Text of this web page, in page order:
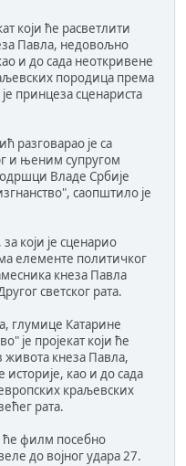
који ће расветлити
Павла, недовољно
и до сада неоткривене
породица према
принцеза сценариста
разговарао је са
и њеним супругом
Владе Србије
саопштило је
који је сценарио
елементе политичког
кнеза Павла
светског рата.
глумице Катарине
је пројекат који ће
живота кнеза Павла,
као и до сада
краљевских
рата.
ће филм посебно
до војног удара 27.